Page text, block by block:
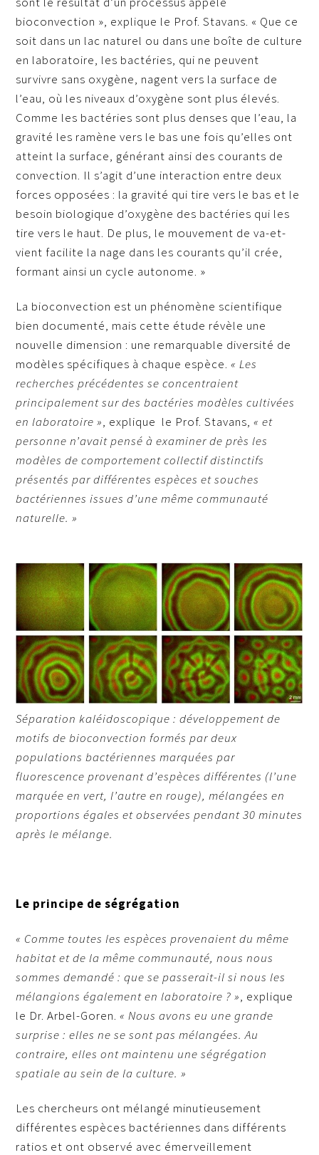
bioconvection », explique le Prof. Stavans. « Que ce
soit dans un lac naturel ou dans une boîte de culture
en laboratoire, les bactéries, qui ne peuvent
survivre sans oxygène, nagent vers la surface de
l’eau, où les niveaux d’oxygène sont plus élevés.
Comme les bactéries sont plus denses que l’eau, la
gravité les ramène vers le bas une fois qu’elles ont
atteint la surface, générant ainsi des courants de
convection. Il s’agit d’une interaction entre deux
forces opposées : la gravité qui tire vers le bas et le
besoin biologique d’oxygène des bactéries qui les
tire vers le haut. De plus, le mouvement de va-et-
vient facilite la nage dans les courants qu’il crée,
formant ainsi un cycle autonome. »
La bioconvection est un phénomène scientifique
bien documenté, mais cette étude révèle une
nouvelle dimension : une remarquable diversité de
modèles spécifiques à chaque espèce. « Les
recherches précédentes se concentraient
principalement sur des bactéries modèles cultivées
en laboratoire », explique le Prof. Stavans,« et
personne n’avait pensé à examiner de près les
modèles de comportement collectif distinctifs
présentés par différentes espèces et souches
bactériennes issues d’une même communauté
naturelle. »
Séparation kaléidoscopique : développement de
motifs de bioconvection formés par deux
populations bactériennes marquées par
fluorescence provenant d’espèces différentes (l’une
marquée en vert, l’autre en rouge), mélangées en
proportions égales et observées pendant 30 minutes
après le mélange.
Le principe de ségrégation
« Comme toutes les espèces provenaient du même
habitat et de la même communauté, nous nous
sommes demandé : que se passerait-il si nous les
mélangions également en laboratoire ? », explique
le Dr. Arbel-Goren.« Nous avons eu une grande
surprise : elles ne se sont pas mélangées. Au
contraire, elles ont maintenu une ségrégation
spatiale au sein de la culture. »
Les chercheurs ont mélangé minutieusement
différentes espèces bactériennes dans différents
ratios et ont observé avec émerveillement